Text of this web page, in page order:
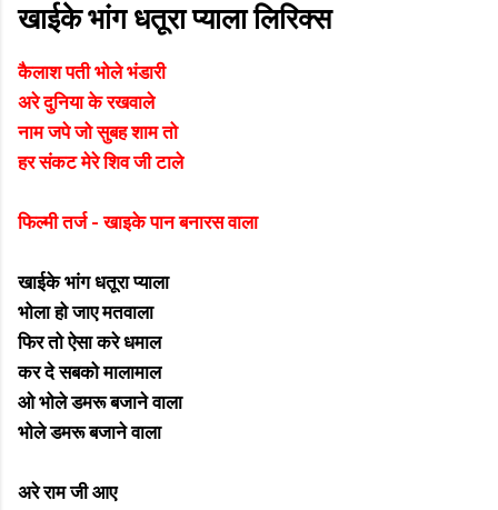
खाईके भांग धतूरा प्याला लिरिक्स
कैलाश पती भोले भंडारी
अरे दुनिया के रखवाले
नाम जपे जो सुबह शाम तो
हर संकट मेरे शिव जी टाले
फिल्मी तर्ज - खाइके पान बनारस वाला
खाईके भांग धतूरा प्याला
भोला हो जाए मतवाला
फिर तो ऐसा करे धमाल
कर दे सबको मालामाल
ओ भोले डमरू बजाने वाला
भोले डमरू बजाने वाला
अरे राम जी आए